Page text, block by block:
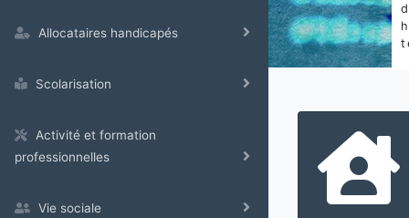
Allocataires handicapés
Scolarisation
Activité et formation
professionnelles
Vie sociale